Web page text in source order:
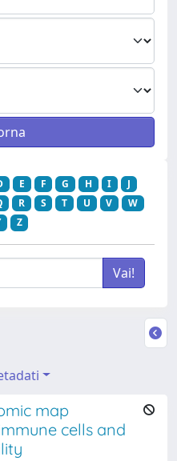
E F G H I
J
R S T U V
W
Z
map
cells and